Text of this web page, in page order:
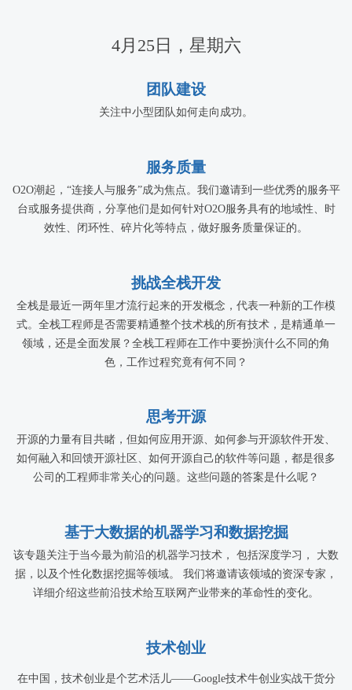
4月25日，星期六
团队建设
关注中小型团队如何走向成功。
服务质量
O2O潮起，“连接人与服务”成为焦点。我们邀请到一些优秀的服务平
台或服务提供商，分享他们是如何针对O2O服务具有的地域性、时
效性、闭环性、碎片化等特点，做好服务质量保证的。
挑战全栈开发
全栈是最近一两年里才流行起来的开发概念，代表一种新的工作模
式。全栈工程师是否需要精通整个技术栈的所有技术，是精通单一
领域，还是全面发展？全栈工程师在工作中要扮演什么不同的角
色，工作过程究竟有何不同？
思考开源
开源的力量有目共睹，但如何应用开源、如何参与开源软件开发、
如何融入和回馈开源社区、如何开源自己的软件等问题，都是很多
公司的工程师非常关心的问题。这些问题的答案是什么呢？
基于大数据的机器学习和数据挖掘
该专题关注于当今最为前沿的机器学习技术， 包括深度学习， 大数
据，以及个性化数据挖掘等领域。 我们将邀请该领域的资深专家，
详细介绍这些前沿技术给互联网产业带来的革命性的变化。
技术创业
在中国，技术创业是个艺术活儿——Google技术牛创业实战干货分